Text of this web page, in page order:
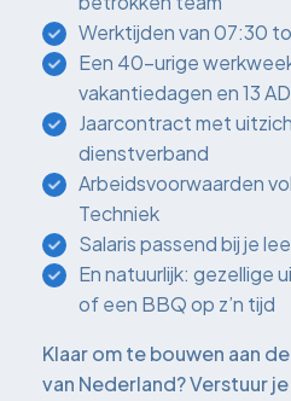
Werktijden van 07:30
Een 40-urige
vakantiedagen en 13
Jaarcontract met
dienstverband
Arbeidsvoorwaarden
Techniek
Salaris passend bij je
En natuurlijk: gezellige
of een BBQ op z’n tijd
Klaar om te bouwen aan
van Nederland? Verstuur